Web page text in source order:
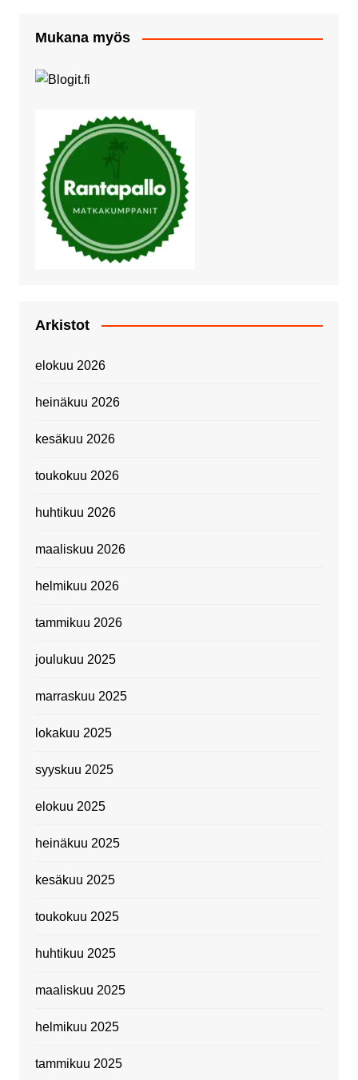
Mukana myös
Arkistot
elokuu 2026
heinäkuu 2026
kesäkuu 2026
toukokuu 2026
huhtikuu 2026
maaliskuu 2026
helmikuu 2026
tammikuu 2026
joulukuu 2025
marraskuu 2025
lokakuu 2025
syyskuu 2025
elokuu 2025
heinäkuu 2025
kesäkuu 2025
toukokuu 2025
huhtikuu 2025
maaliskuu 2025
helmikuu 2025
tammikuu 2025